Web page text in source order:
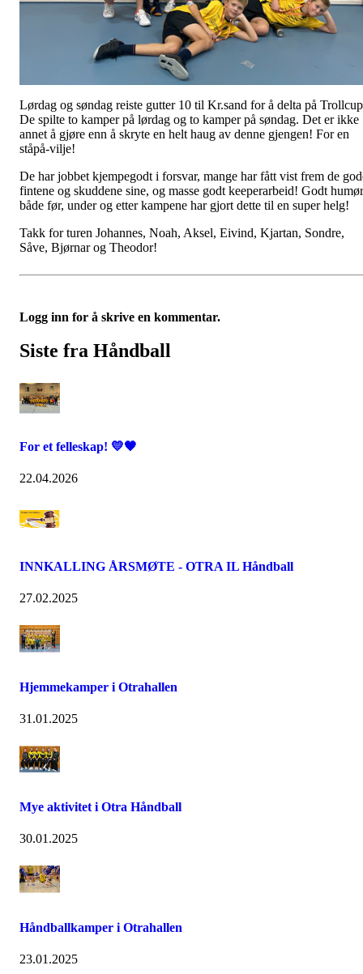
Lørdag og søndag reiste gutter 10 til Kr.sand for å delta på
De spilte to kamper på lørdag og to kamper på søndag. Det er ikke
annet å gjøre enn å skryte en helt haug av denne gjengen! For en
ståpå-vilje!
De har jobbet kjempegodt i forsvar, mange har fått vist frem de
fintene og skuddene sine, og masse godt keeperarbeid! Godt humør
både før, under og etter kampene har gjort dette til en super helg!
Takk for turen Johannes, Noah, Aksel, Eivind, Kjartan, Sondre,
Såve, Bjørnar og Theodor!
Logg inn for å skrive en kommentar.
Siste fra Håndball
For et felleskap! 💛🖤
22.04.2026
INNKALLING ÅRSMØTE - OTRA IL Håndball
27.02.2025
Hjemmekamper i Otrahallen
31.01.2025
Mye aktivitet i Otra Håndball
30.01.2025
Håndballkamper i Otrahallen
23.01.2025